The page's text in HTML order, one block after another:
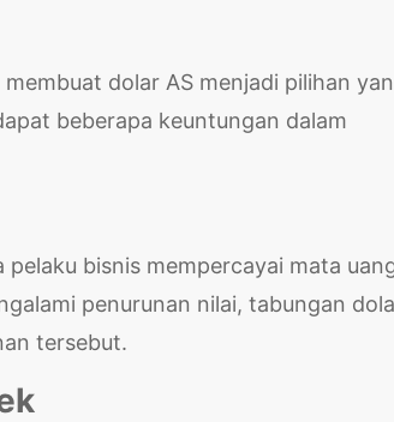
dolar AS menjadi pilihan
beberapa keuntungan dalam
bisnis mempercayai mata
penurunan nilai, tabungan
tersebut.